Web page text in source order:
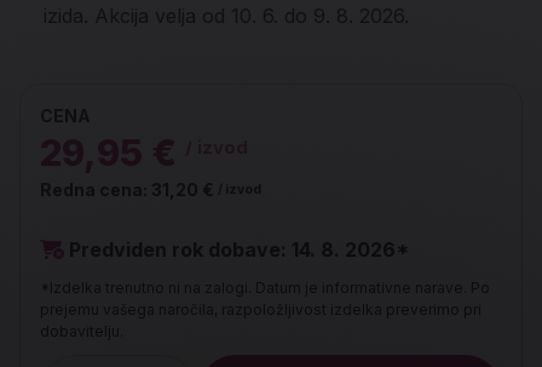
izida. Akcija velja od 10. 6. do 9. 8. 2026.
CENA
29,95 €
Redna cena: 31,20 € / izvod
Predviden rok dobave: 14. 8. 2026*
*Izdelka trenutno ni na zalogi. Datum je informativne narave. Po
prejemu vašega naročila, razpoložljivost izdelka preverimo pri
dobavitelju.